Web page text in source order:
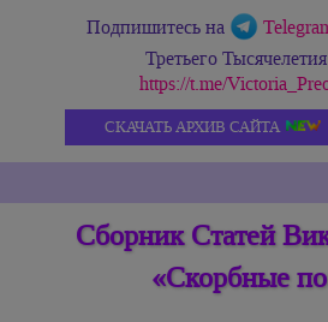
Подпишитесь на
Третьего
https://t.me/
СКАЧАТЬ АРХИВ САЙТА
Сборник Статей
«Скорбные